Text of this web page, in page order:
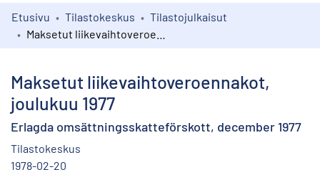
Kokoelmat
Etusivu Tilastokeskus
Tilastojulkaisut
Maksetut liikevaihtoveroennakot,
joulukuu 1977
Erlagda omsättningsskatteförskott, december 1977
Tilastokeskus
1978-02-20